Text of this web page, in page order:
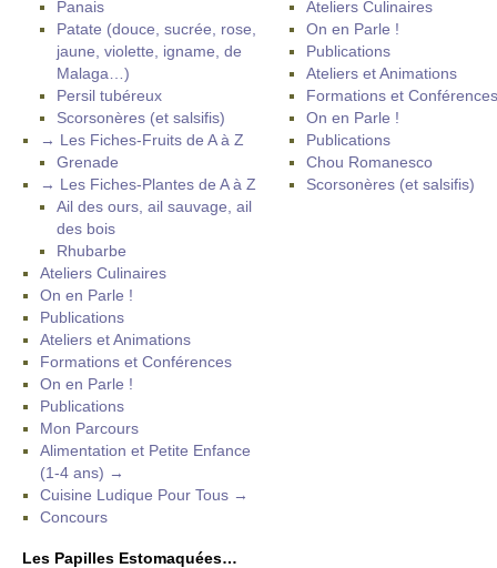
Panais
Patate (douce, sucrée, rose,
jaune, violette, igname, de
Malaga…)
Persil tubéreux
Scorsonères (et salsifis)
→ Les Fiches-Fruits de A à Z
Grenade
→ Les Fiches-Plantes de A à Z
Ail des ours, ail sauvage, ail
des bois
Rhubarbe
Ateliers Culinaires
On en Parle !
Publications
Ateliers et Animations
Formations et Conférences
On en Parle !
Publications
Mon Parcours
Alimentation et Petite Enfance
(1-4 ans) →
Cuisine Ludique Pour Tous →
Concours
Ateliers Culinaires
On en Parle !
Publications
Ateliers et Animations
Formations et Conférences
On en Parle !
Publications
Chou Romanesco
Scorsonères (et salsifis)
Les Papilles Estomaquées…